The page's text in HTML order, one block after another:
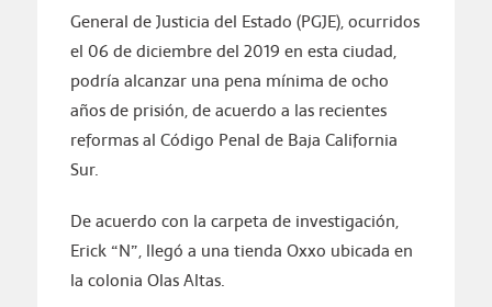
General de Justicia del Estado (PGJE), ocurridos
el 06 de diciembre del 2019 en esta ciudad,
podría alcanzar una pena mínima de ocho
años de prisión, de acuerdo a las recientes
reformas al Código Penal de Baja California
Sur.
De acuerdo con la carpeta de investigación,
Erick “N”, llegó a una tienda Oxxo ubicada en
la colonia Olas Altas.